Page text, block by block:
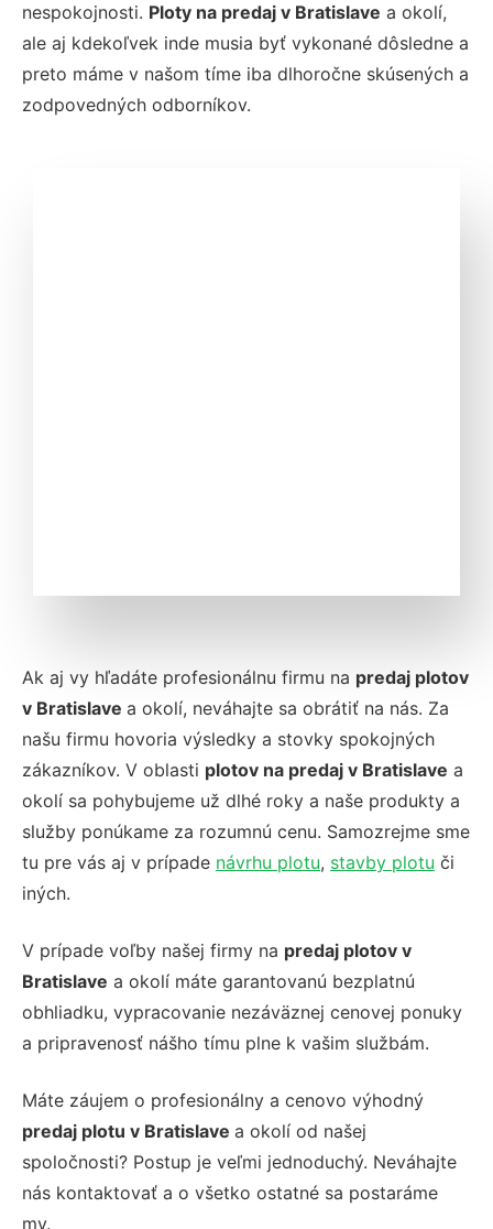
nespokojnosti. Ploty na predaj v Bratislave a okolí,
ale aj kdekoľvek inde musia byť vykonané dôsledne a
preto máme v našom tíme iba dlhoročne skúsených a
zodpovedných odborníkov.
Ak aj vy hľadáte profesionálnu firmu na predaj plotov
v Bratislave a okolí, neváhajte sa obrátiť na nás. Za
našu firmu hovoria výsledky a stovky spokojných
zákazníkov. V oblasti plotov na predaj v Bratislave a
okolí sa pohybujeme už dlhé roky a naše produkty a
služby ponúkame za rozumnú cenu. Samozrejme sme
tu pre vás aj v prípade návrhu plotu, stavby plotu či
iných.
V prípade voľby našej firmy na predaj plotov v
Bratislave a okolí máte garantovanú bezplatnú
obhliadku, vypracovanie nezáväznej cenovej ponuky
a pripravenosť nášho tímu plne k vašim službám.
Máte záujem o profesionálny a cenovo výhodný
predaj plotu v Bratislave a okolí od našej
spoločnosti? Postup je veľmi jednoduchý. Neváhajte
nás kontaktovať a o všetko ostatné sa postaráme
my.